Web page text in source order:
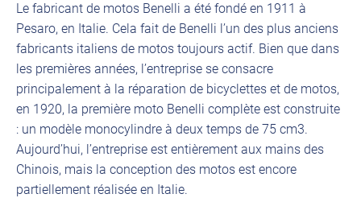
Le fabricant de motos Benelli a été fondé en 1911 à
Pesaro, en Italie. Cela fait de Benelli l’un des plus anciens
fabricants italiens de motos toujours actif. Bien que dans
les premières années, l’entreprise se consacre
principalement à la réparation de bicyclettes et de motos,
en 1920, la première moto Benelli complète est construite
: un modèle monocylindre à deux temps de 75 cm3.
Aujourd’hui, l’entreprise est entièrement aux mains des
Chinois, mais la conception des motos est encore
partiellement réalisée en Italie.